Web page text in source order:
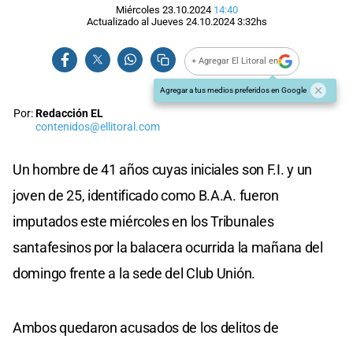
Miércoles 23.10.2024 14:40
Actualizado al Jueves 24.10.2024 3:32hs
+ Agregar El Litoral en
Agregar a tus medios preferidos en Google
Por:Redacción EL
contenidos@ellitoral.com
Un hombre de 41 años cuyas iniciales son F.I. y un
joven de 25, identificado como B.A.A. fueron
imputados este miércoles en los Tribunales
santafesinos por la balacera ocurrida la mañana del
domingo frente a la sede del Club Unión.
Ambos quedaron acusados de los delitos de